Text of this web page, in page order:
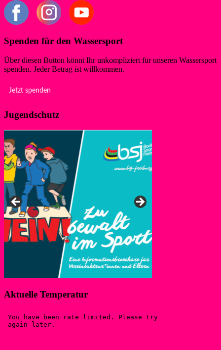
Spenden für den Wassersport
Über diesen Button könnt Ihr unkompliziert für unseren Wassersport
spenden. Jeder Betrag ist willkommen.
Jetzt spenden
Jugendschutz
Aktuelle Temperatur